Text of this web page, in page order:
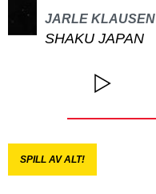
JARLE KLAUSEN
SHAKU JAPAN
SPILL AV ALT!